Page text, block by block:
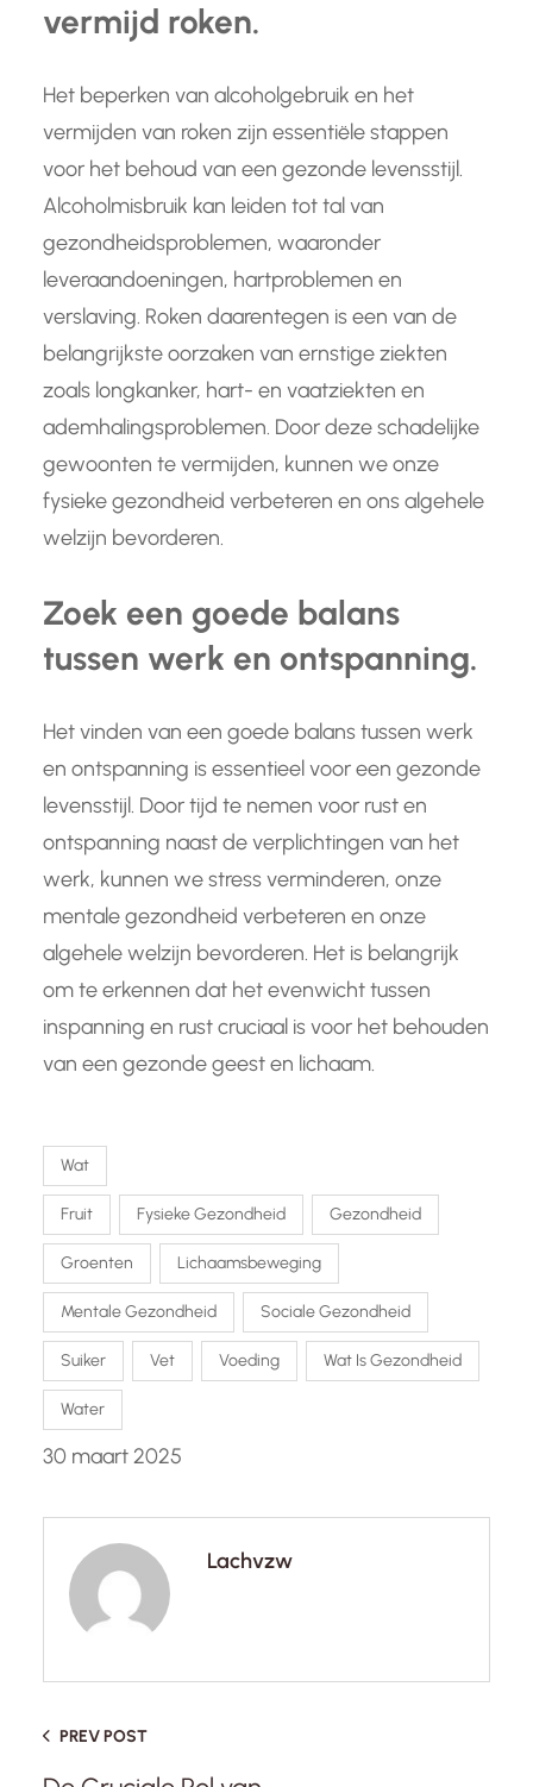
vermijd roken.
Het beperken van alcoholgebruik en het
vermijden van roken zijn essentiële stappen
voor het behoud van een gezonde levensstijl.
Alcoholmisbruik kan leiden tot tal van
gezondheidsproblemen, waaronder
leveraandoeningen, hartproblemen en
verslaving. Roken daarentegen is een van de
belangrijkste oorzaken van ernstige ziekten
zoals longkanker, hart- en vaatziekten en
ademhalingsproblemen. Door deze schadelijke
gewoonten te vermijden, kunnen we onze
fysieke gezondheid verbeteren en ons algehele
welzijn bevorderen.
Zoek een goede balans
tussen werk en ontspanning.
Het vinden van een goede balans tussen werk
en ontspanning is essentieel voor een gezonde
levensstijl. Door tijd te nemen voor rust en
ontspanning naast de verplichtingen van het
werk, kunnen we stress verminderen, onze
mentale gezondheid verbeteren en onze
algehele welzijn bevorderen. Het is belangrijk
om te erkennen dat het evenwicht tussen
inspanning en rust cruciaal is voor het behouden
van een gezonde geest en lichaam.
Wat
Fruit Fysieke Gezondheid Gezondheid
Groenten Lichaamsbeweging
Mentale Gezondheid Sociale Gezondheid
Suiker Vet Voeding Wat Is Gezondheid
Water
30 maart 2025
Lachvzw
PREV POST